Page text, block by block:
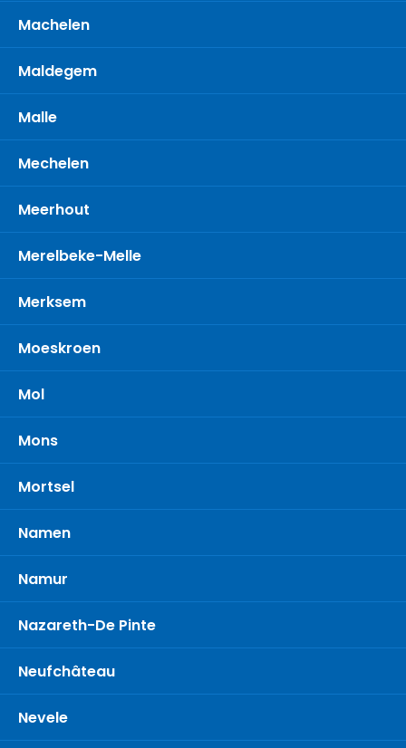
Machelen
Maldegem
Malle
Mechelen
Meerhout
Merelbeke-Melle
Merksem
Moeskroen
Mol
Mons
Mortsel
Namen
Namur
Nazareth-De Pinte
Neufchâteau
Nevele